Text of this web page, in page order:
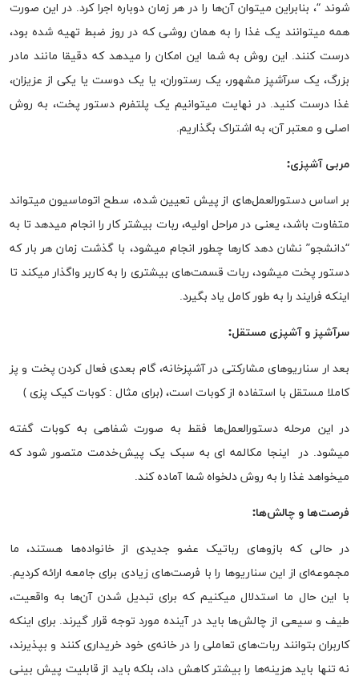
شوند “، بنابراین میتوان آن‌ها را در هر زمان دوباره اجرا کرد. در این صورت
همه میتوانند یک غذا را به همان روشی که در روز ضبط تهیه شده بود،
درست کنند. این روش به شما این امکان را میدهد که دقیقا مانند مادر
بزرگ، یک سرآشپز مشهور، یک رستوران، یا یک دوست یا یکی از عزیزان،
غذا درست کنید. در نهایت میتوانیم یک پلتفرم دستور پخت، به روش
اصلی و معتبر آن، به اشتراک بگذاریم.
مربی آشپزی:
بر اساس دستورالعمل‌های از پیش تعیین شده، سطح اتوماسیون میتواند
متفاوت باشد، یعنی در مراحل اولیه، ربات بیشتر کار را انجام میدهد تا به
“دانشجو” نشان دهد کار‌ها چطور انجام میشود، با گذشت زمان هر بار که
دستور پخت میشود، ربات قسمت‌های بیشتری را به کاربر واگذار میکند تا
اینکه فرایند را به طور کامل یاد بگیرد.
سرآشپز و آشپزی مستقل:
بعد ار سناریو‌های مشارکتی در آشپزخانه، گام بعدی فعال کردن پخت و پز
کاملا مستقل با استفاده از کوبات است، (برای مثال : کوبات کیک پزی )
در این مرحله دستورالعمل‌ها فقط به صورت شفاهی به کوبات گفته
میشود. در اینجا مکالمه ای به سبک یک پیش‌خدمت متصور شود که
میخواهد غذا را به روش دلخواه شما آماده کند.
فرصت‌ها و چالش‌ها:
در حالی که بازو‌های رباتیک عضو جدیدی از خانواده‌ها هستند، ما
مجموعه‌ای از این سناریوها را با فرصت‌های زیادی برای جامعه ارائه کردیم.
با این حال ما استدلال میکنیم که برای تبدیل شدن آن‌ها به واقعیت،
طیف و سیعی از چالش‌ها باید در آینده مورد توجه قرار گیرند. برای اینکه
کاربران بتوانند ربات‌های تعاملی را در خانه‌ی خود خریداری کنند و بپذیرند،
نه تنها باید هزینه‌ها را بیشتر کاهش داد، بلکه باید از قابلیت پیش بینی